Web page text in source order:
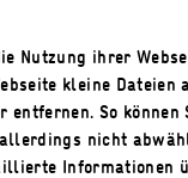
für
Handeln
Nutzung ihrer
kleine Dateien
entfernen. So
allerdings nicht
Informationen